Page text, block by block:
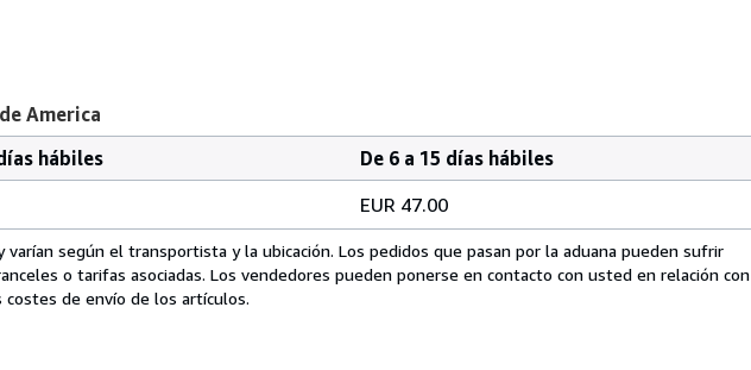
America
hábiles
De 6 a 15 días hábiles
EUR 47.00
según el transportista y la ubicación. Los pedidos que pasan por la aduana pueden sufrir
o tarifas asociadas. Los vendedores pueden ponerse en contacto con usted en relación con
costes de envío de los artículos.